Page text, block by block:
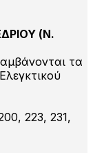
(Ν.
τα
223, 231,